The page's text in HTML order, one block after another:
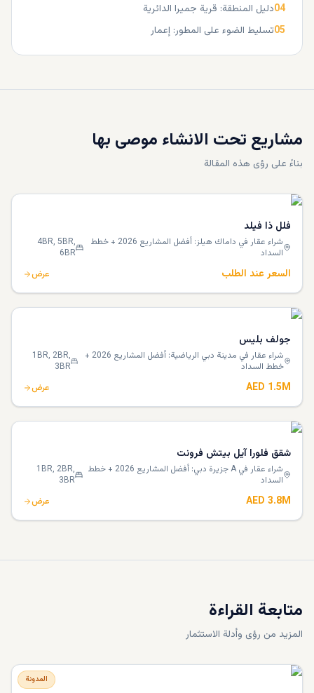
04دليل المنطقة: قرية جميرا الدائرية
05تسليط الضوء على المطور: إعمار
مشاريع تحت الانشاء موصى بها
بناءً على رؤى هذه المقالة
فلل ذا فيلد
شراء عقار في داماك هيلز: أفضل المشاريع 2026 + خطط
السداد
4BR, 5BR,
6BR
السعر عند الطلب عرض
جولف بليس
شراء عقار في مدينة دبي الرياضية: أفضل المشاريع 2026 +
خطط السداد
1BR, 2BR,
3BR
AED 1.5M عرض
شقق فلورا آيل بيتش فرونت
شراء عقار في A جزيرة دبي: أفضل المشاريع 2026 + خطط
السداد
1BR, 2BR,
3BR
AED 3.8M عرض
متابعة القراءة
المزيد من رؤى وأدلة الاستثمار
المدونة